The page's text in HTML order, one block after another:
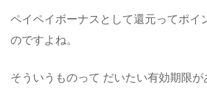
ペイペイボーナスとして還元ってポイ
のですよね。
そういうものって だいたい有効期限が